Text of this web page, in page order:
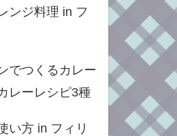
ンジ料理 in フ
でつくるカレー
レーレシピ3種
い方 in フィリ